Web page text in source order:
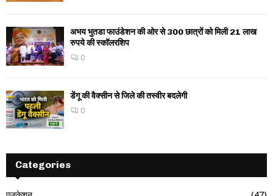
अभय भुतडा फाउंडेशन की ओर से 300 छात्रों को मिली 21 लाख
रुपये की स्कॉलरशिप
0
डेंगू की वैक्सीन से जिले की तस्वीर बदलेगी
0
Categories